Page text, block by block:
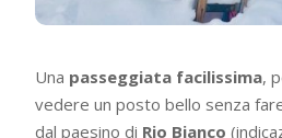
Una passeggiata facilissima,
vedere un posto bello senza
dal paesino di Rio Bianco